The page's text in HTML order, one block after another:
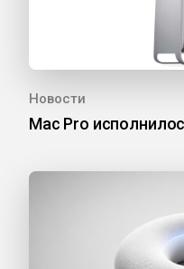
Новости
Mac Pro